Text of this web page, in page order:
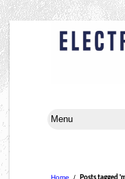
Home / Posts tagged